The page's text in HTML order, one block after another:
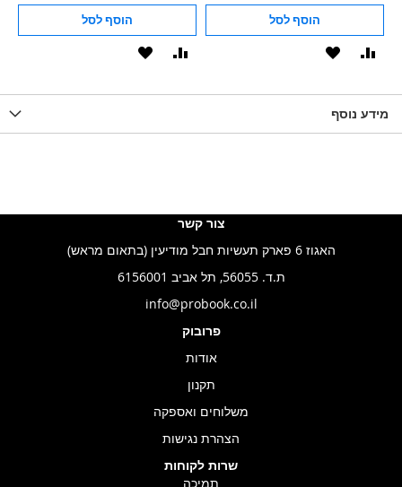
הוסף לסל
הוסף
הוסף לסל
הוסף
מידע נוסף
צור קשר
האגוז 6 פארק תעשיות חבל מודיעין (בתאום מראש)
ת.ד. 56055, תל אביב 6156001
info@probook.co.il
פרובוק
אודות
תקנון
משלוחים ואספקה
הצהרת נגישות
שרות לקוחות
תמיכה